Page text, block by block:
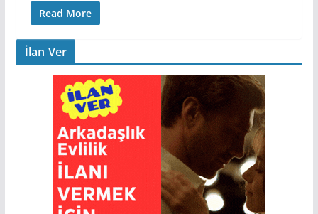
Read More
İlan Ver